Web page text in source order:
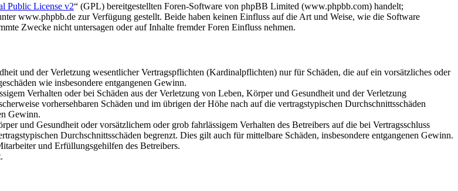
Public License v2“ (GPL) bereitgestellten Foren-Software von phpBB Limited (www.phpbb.com) handelt;
www.phpbb.de zur Verfügung gestellt. Beide haben keinen Einfluss auf die Art und Weise, wie die Software
Zwecke nicht untersagen oder auf Inhalte fremder Foren Einfluss nehmen.
und der Verletzung wesentlicher Vertragspflichten (Kardinalpflichten) nur für Schäden, die auf ein vorsätzliches oder
wie insbesondere entgangenen Gewinn.
Verhalten oder bei Schäden aus der Verletzung von Leben, Körper und Gesundheit und der Verletzung
vorhersehbaren Schäden und im übrigen der Höhe nach auf die vertragstypischen Durchschnittsschäden
Gewinn.
und Gesundheit oder vorsätzlichem oder grob fahrlässigem Verhalten des Betreibers auf die bei Vertragsschluss
Durchschnittsschäden begrenzt. Dies gilt auch für mittelbare Schäden, insbesondere entgangenen Gewinn.
und Erfüllungsgehilfen des Betreibers.